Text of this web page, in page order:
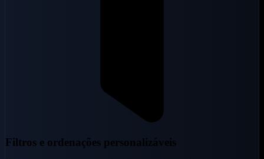
Filtros e ordenações personalizáveis